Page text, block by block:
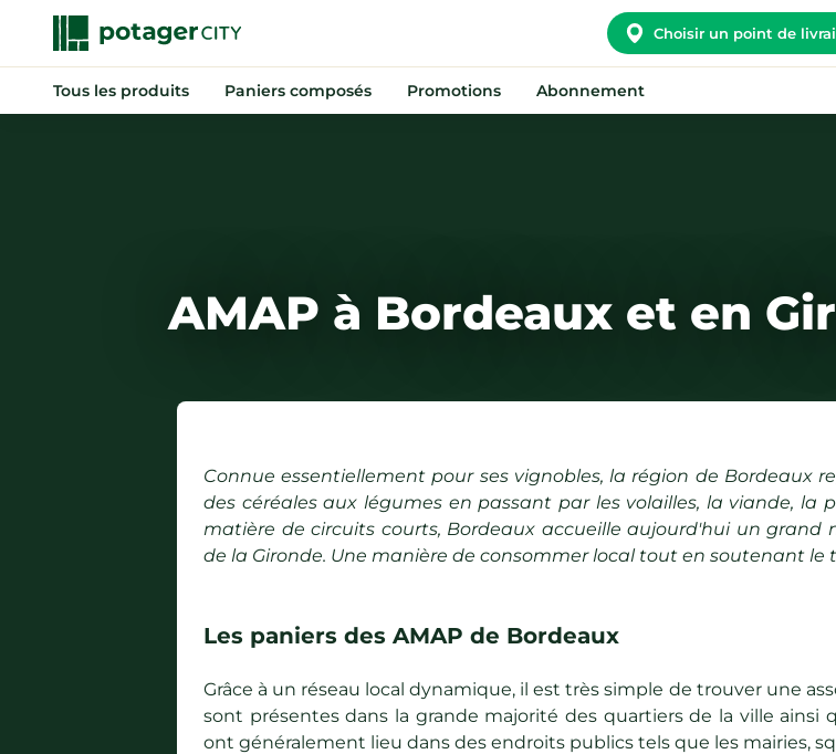
Choisir un point de
Tous les produits
Paniers composés
Épicerie sucrée
Paniers composés Promotions Abonnement
FAQ
AMAP à Bordeaux et en
Connue essentiellement pour ses vignobles, la région de Bordeaux
des céréales aux légumes en passant par les volailles, la viande, la
matière de circuits courts, Bordeaux accueille aujourd'hui un grand
de la Gironde. Une manière de consommer local tout en soutenant le
Les paniers des AMAP de Bordeaux
Grâce à un réseau local dynamique, il est très simple de trouver une
sont présentes dans la grande majorité des quartiers de la ville ainsi
ont généralement lieu dans des endroits publics tels que les mairies,